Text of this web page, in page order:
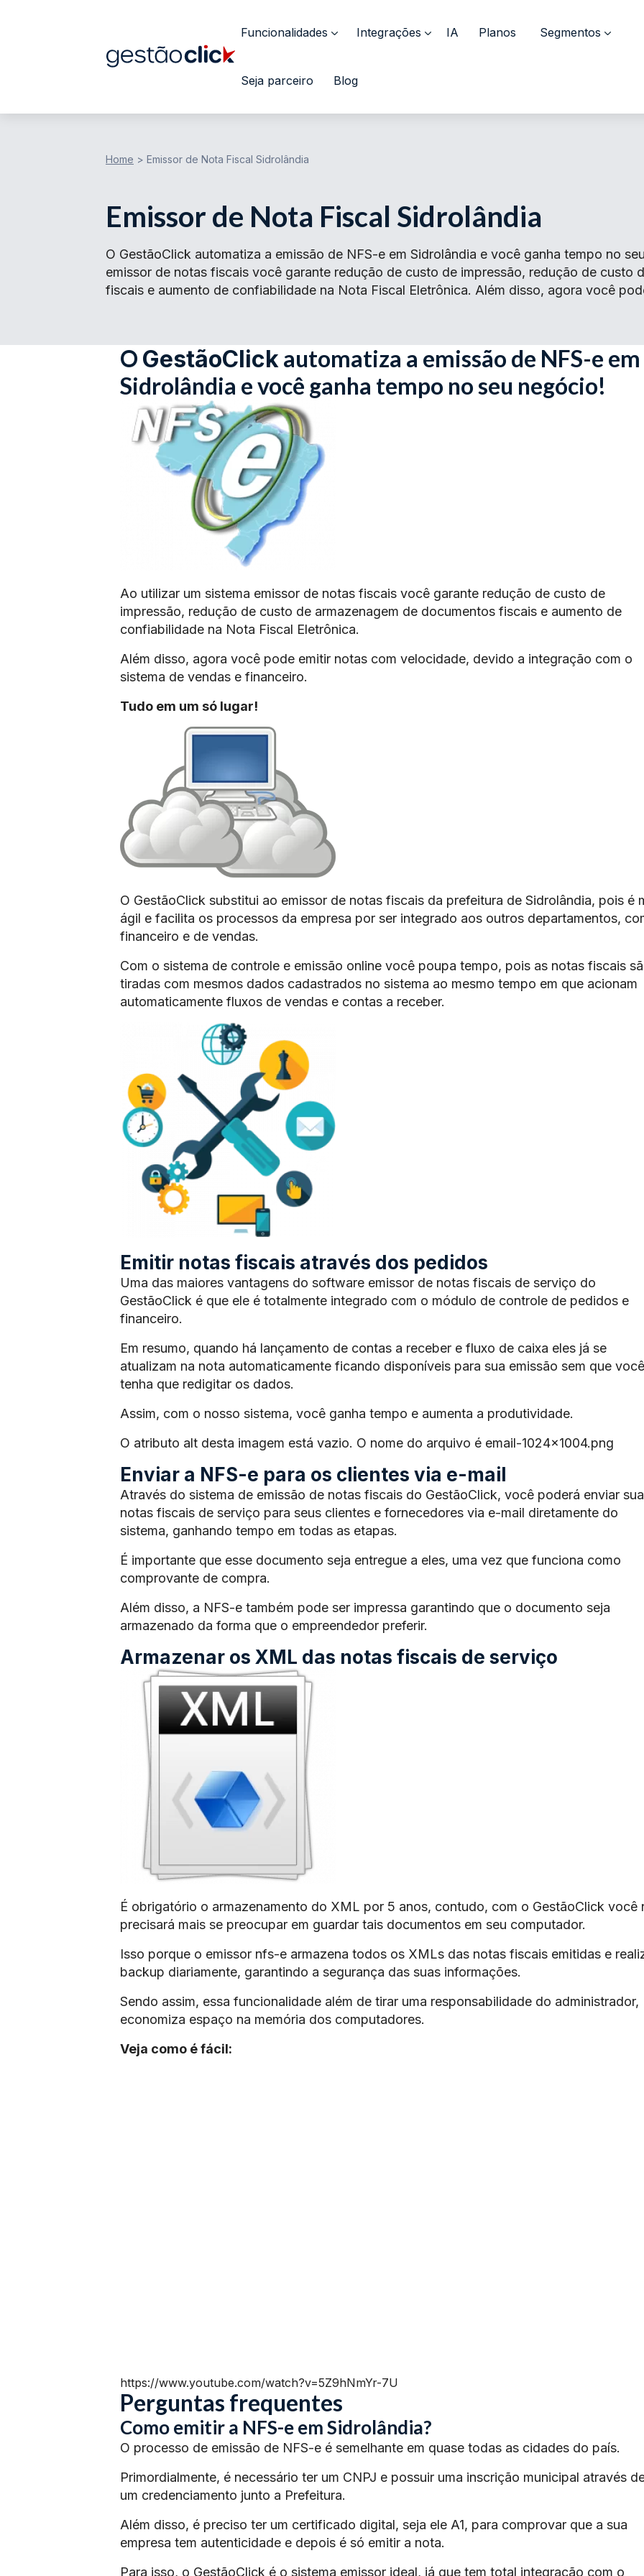
Funcionalidades Integrações IA Planos Segmentos
Seja parceiro Blog
Home > Emissor de Nota Fiscal Sidrolândia
Emissor de Nota Fiscal Sidrolândia
O GestãoClick automatiza a emissão de NFS-e em Sidrolândia e você ganha tempo no
emissor de notas fiscais você garante redução de custo de impressão, redução de custo
fiscais e aumento de confiabilidade na Nota Fiscal Eletrônica. Além disso, agora você
O GestãoClickautomatiza a emissão de NFS-e em
Sidrolândia e você ganha tempo no seu negócio!
Ao utilizar um sistema emissor de notas fiscais você garante redução de custo de
impressão, redução de custo de armazenagem de documentos fiscais e aumento de
confiabilidade na Nota Fiscal Eletrônica.
Além disso, agora você pode emitir notas com velocidade, devido a integração com o
sistema de vendas e financeiro.
Tudo em um só lugar!
O GestãoClick substitui ao emissor de notas fiscais da prefeitura de Sidrolândia, pois é
ágil e facilita os processos da empresa por ser integrado aos outros departamentos,
financeiro e de vendas.
Com o sistema de controle e emissão online você poupa tempo, pois as notas fiscais
tiradas com mesmos dados cadastrados no sistema ao mesmo tempo em que acionam
automaticamente fluxos de vendas e contas a receber.
Emitir notas fiscais através dos pedidos
Uma das maiores vantagens do software emissor de notas fiscais de serviço do
GestãoClick é que ele é totalmente integrado com o módulo de controle de pedidos e
financeiro.
Em resumo, quando há lançamento de contas a receber e fluxo de caixa eles já se
atualizam na nota automaticamente ficando disponíveis para sua emissão sem que você
tenha que redigitar os dados.
Assim, com o nosso sistema, você ganha tempo e aumenta a produtividade.
O atributo alt desta imagem está vazio. O nome do arquivo é email-1024×1004.png
Enviar a NFS-e para os clientes via e-mail
Através do sistema de emissão de notas fiscais do GestãoClick, você poderá enviar
notas fiscais de serviço para seus clientes e fornecedores via e-mail diretamente do
sistema, ganhando tempo em todas as etapas.
É importante que esse documento seja entregue a eles, uma vez que funciona como
comprovante de compra.
Além disso, a NFS-e também pode ser impressa garantindo que o documento seja
armazenado da forma que o empreendedor preferir.
Armazenar os XML das notas fiscais de serviço
É obrigatório o armazenamento do XML por 5 anos, contudo, com o GestãoClick você
precisará mais se preocupar em guardar tais documentos em seu computador.
Isso porque o emissor nfs-e armazena todos os XMLs das notas fiscais emitidas e
backup diariamente, garantindo a segurança das suas informações.
Sendo assim, essa funcionalidade além de tirar uma responsabilidade do administrador,
economiza espaço na memória dos computadores.
Veja como é fácil:
https://www.youtube.com/watch?v=5Z9hNmYr-7U
Perguntas frequentes
Como emitir a NFS-e em Sidrolândia?
O processo de emissão de NFS-e é semelhante em quase todas as cidades do país.
Primordialmente, é necessário ter um CNPJ e possuir uma inscrição municipal através
um credenciamento junto a Prefeitura.
Além disso, é preciso ter um certificado digital, seja ele A1, para comprovar que a sua
empresa tem autenticidade e depois é só emitir a nota.
Para isso, o GestãoClick é o sistema emissor ideal, já que tem total integração com o